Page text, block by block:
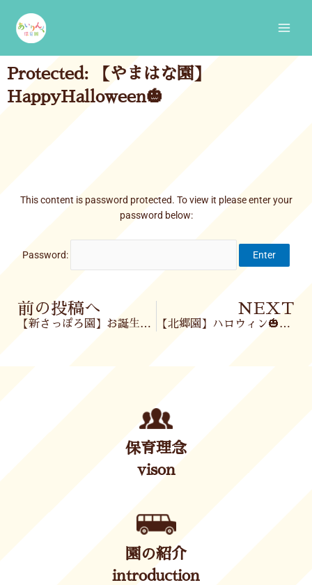
content
Protected: 【やまはな園】
HappyHalloween🎃
This content is password protected. To view it please enter your
password below:
Password:
Prev
前の投稿へ
【新さっぽろ園】お誕生会🎂
NEXT
【北郷園】ハロウィン🎃&お誕生会🍰&お別れ会😢
保育理念
vison
園の紹介
introduction